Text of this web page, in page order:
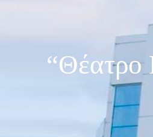
“Θέατρο